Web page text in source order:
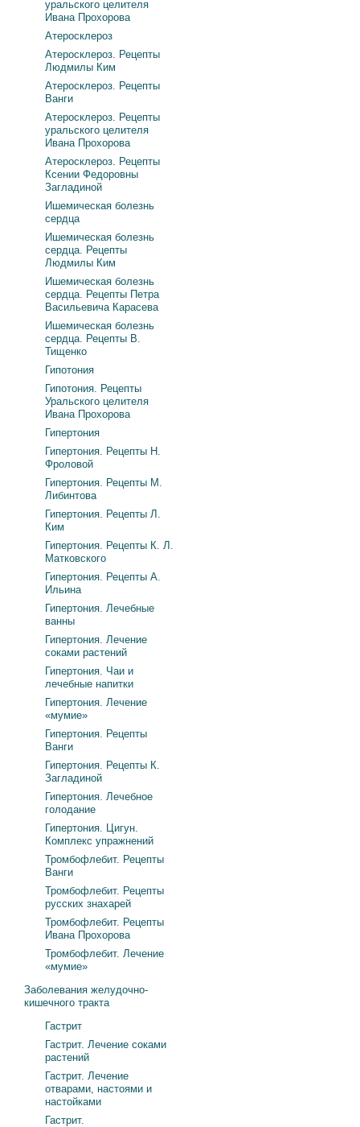
уральского целителя
Ивана Прохорова
Атеросклероз
Атеросклероз. Рецепты
Людмилы Ким
Атеросклероз. Рецепты
Ванги
Атеросклероз. Рецепты
уральского целителя
Ивана Прохорова
Атеросклероз. Рецепты
Ксении Федоровны
Загладиной
Ишемическая болезнь
сердца
Ишемическая болезнь
сердца. Рецепты
Людмилы Ким
Ишемическая болезнь
сердца. Рецепты Петра
Васильевича Карасева
Ишемическая болезнь
сердца. Рецепты В.
Тищенко
Гипотония
Гипотония. Рецепты
Уральского целителя
Ивана Прохорова
Гипертония
Гипертония. Рецепты Н.
Фроловой
Гипертония. Рецепты М.
Либинтова
Гипертония. Рецепты Л.
Ким
Гипертония. Рецепты К. Л.
Матковского
Гипертония. Рецепты А.
Ильина
Гипертония. Лечебные
ванны
Гипертония. Лечение
соками растений
Гипертония. Чаи и
лечебные напитки
Гипертония. Лечение
«мумие»
Гипертония. Рецепты
Ванги
Гипертония. Рецепты К.
Загладиной
Гипертония. Лечебное
голодание
Гипертония. Цигун.
Комплекс упражнений
Тромбофлебит. Рецепты
Ванги
Тромбофлебит. Рецепты
русских знахарей
Тромбофлебит. Рецепты
Ивана Прохорова
Тромбофлебит. Лечение
«мумие»
Заболевания желудочно-
кишечного тракта
Гастрит
Гастрит. Лечение соками
растений
Гастрит. Лечение
отварами, настоями и
настойками
Гастрит.